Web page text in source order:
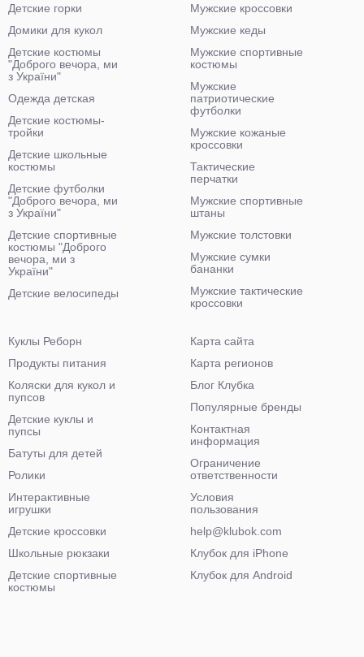
Детские горки
Домики для кукол
Детские костюмы
"Доброго вечора, ми
з України"
Одежда детская
Детские костюмы-
тройки
Детские школьные
костюмы
Детские футболки
"Доброго вечора, ми
з України"
Детские спортивные
костюмы "Доброго
вечора, ми з
України"
Детские велосипеды
Мужские кроссовки
Мужские кеды
Мужские спортивные
костюмы
Мужские
патриотические
футболки
Мужские кожаные
кроссовки
Тактические
перчатки
Мужские спортивные
штаны
Мужские толстовки
Мужские сумки
бананки
Мужские тактические
кроссовки
Куклы Реборн
Продукты питания
Коляски для кукол и
пупсов
Детские куклы и
пупсы
Батуты для детей
Ролики
Интерактивные
игрушки
Детские кроссовки
Школьные рюкзаки
Детские спортивные
костюмы
Карта сайта
Карта регионов
Блог Клубка
Популярные бренды
Контактная
информация
Ограничение
ответственности
Условия
пользования
help@klubok.com
Клубок для iPhone
Клубок для Android